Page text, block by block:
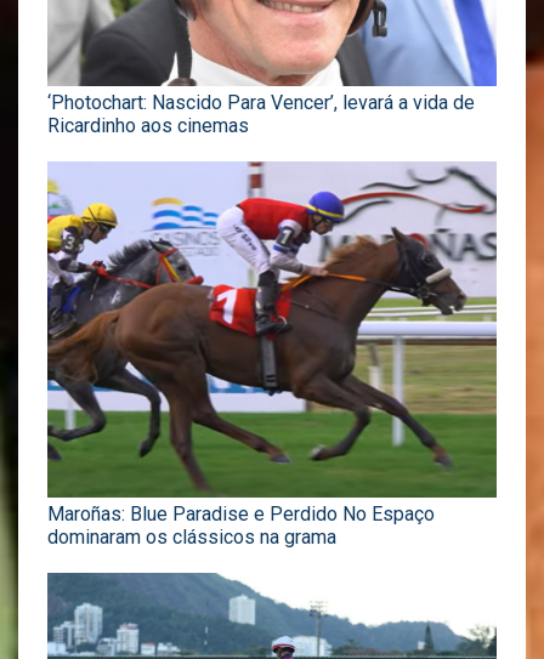
‘Photochart: Nascido Para Vencer’, levará a vida de
Ricardinho aos cinemas
Maroñas: Blue Paradise e Perdido No Espaço
dominaram os clássicos na grama